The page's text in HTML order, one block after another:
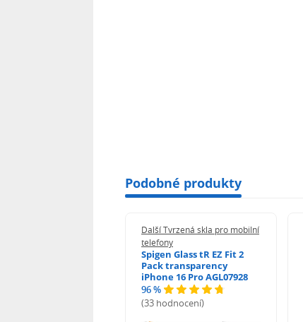
Podobné produkty
Další Tvrzená skla pro mobilní
telefony
Spigen Glass tR EZ Fit 2
Pack transparency
iPhone 16 Pro AGL07928
96 %
(33 hodnocení)